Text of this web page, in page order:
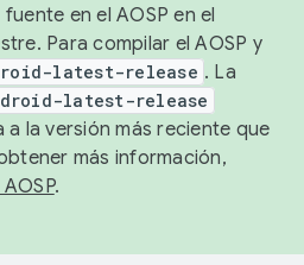
en el AOSP en el
Para compilar el AOSP y
latest-release . La
latest-release
la versión más reciente que
más información,
.